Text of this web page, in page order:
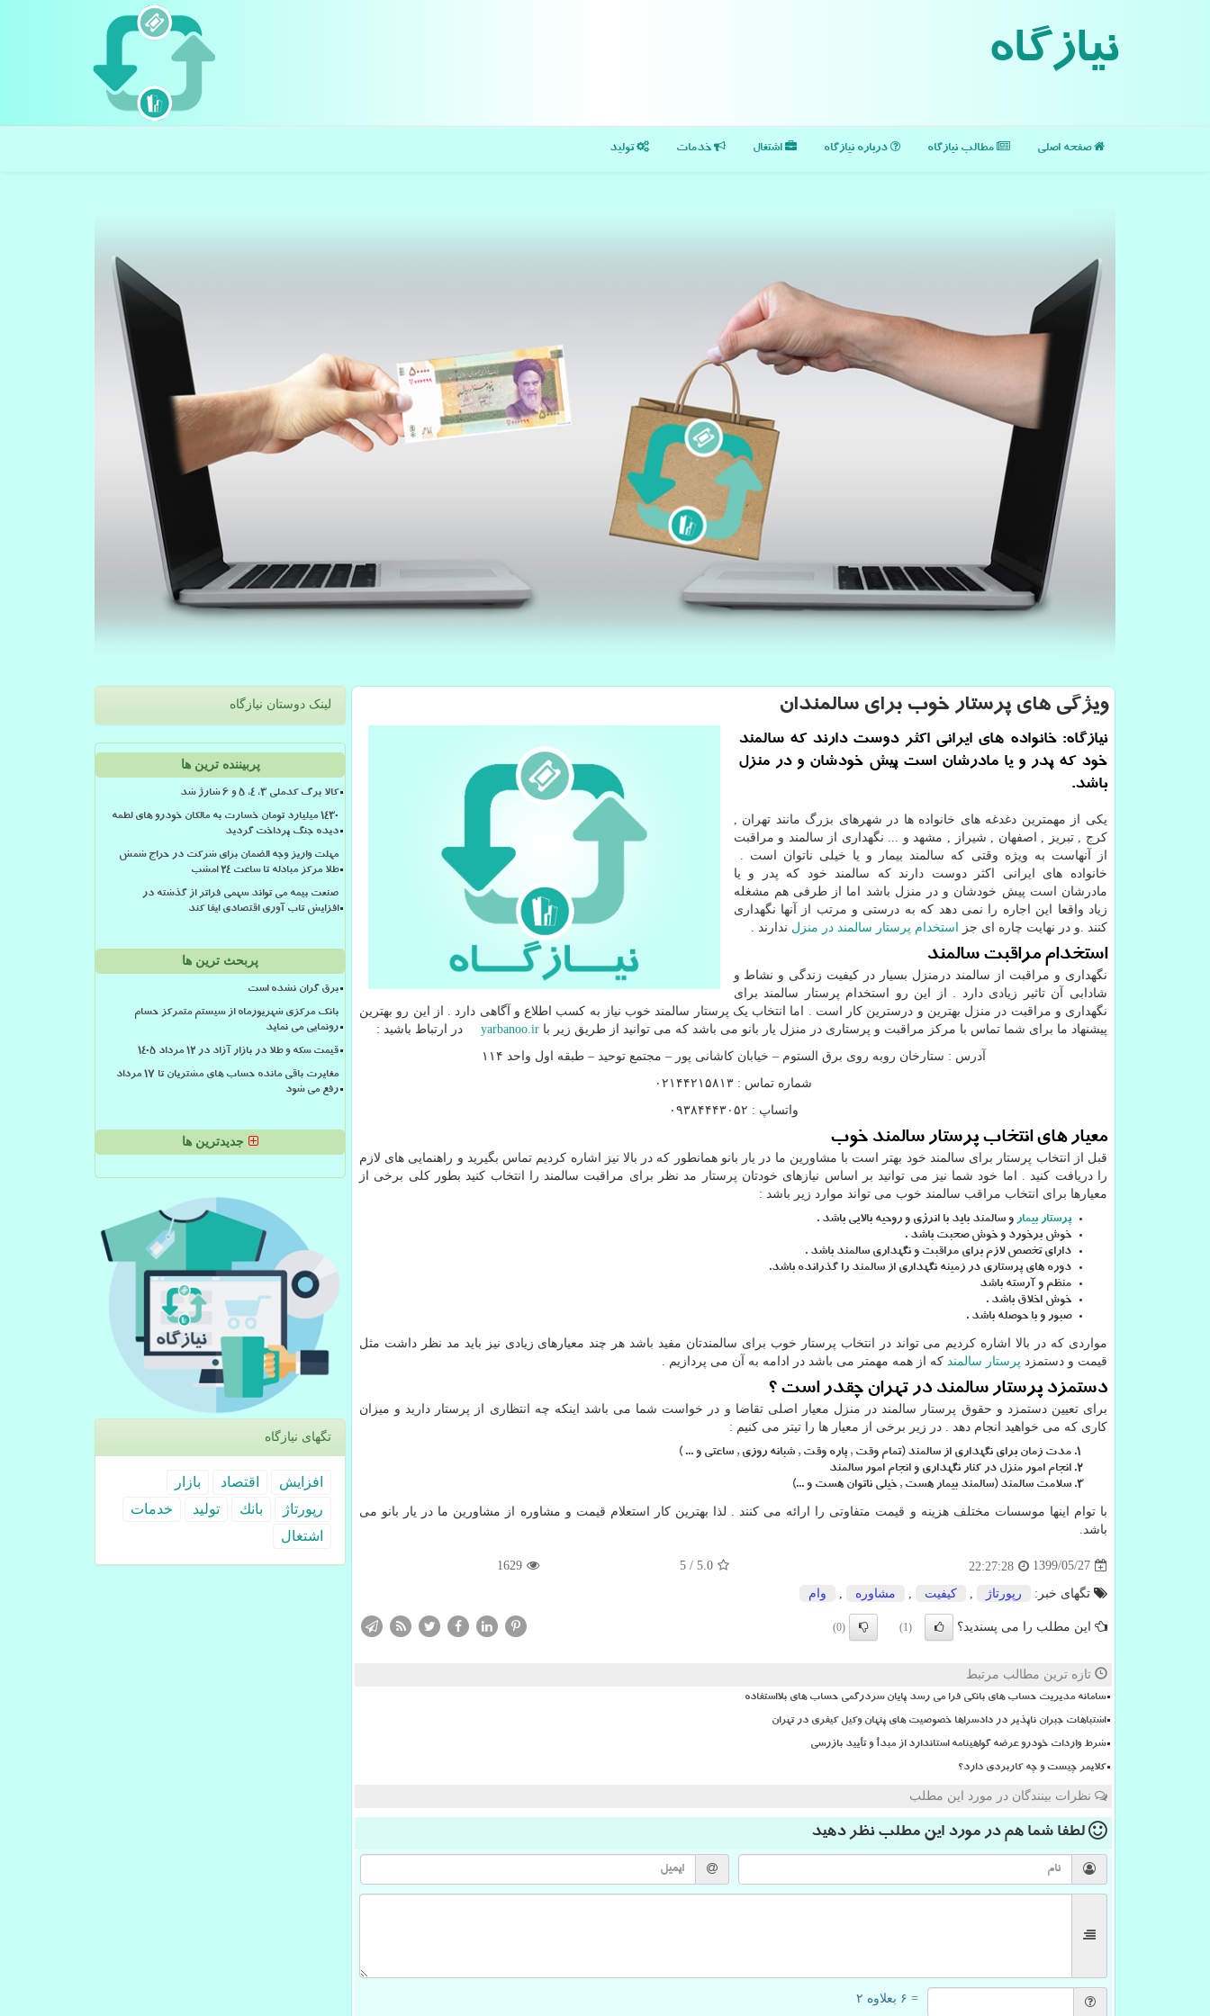
نیازگاه
صفحه اصلی مطالب نیازگاه درباره نیازگاه اشتغال خدمات تولید
ویژگی های پرستار خوب برای سالمندان
نیازگاه: خانواده های ایرانی اكثر دوست دارند كه سالمند
خود كه پدر و یا مادرشان است پیش خودشان و در منزل
باشد.
یکی از مهمترین دغدغه های خانواده ها در شهرهای بزرگ مانند تهران ,
کرج , تبریز , اصفهان , شیراز , مشهد و ... نگهداری از سالمند و مراقبت
از آنهاست به ویژه وقتی که سالمند بیمار و یا خیلی ناتوان است .
خانواده های ایرانی اکثر دوست دارند که سالمند خود که پدر و یا
مادرشان است پیش خودشان و در منزل باشد اما از طرفی هم مشغله
زیاد واقعا این اجاره را نمی دهد که به درستی و مرتب از آنها نگهداری
کنند .و در نهایت چاره ای جز
استخدام پرستار سالمند در منزل ندارند .
استخدام مراقبت سالمند
نگهداری و مراقبت از سالمند درمنزل بسیار در کیفیت زندگی و نشاط و
شادابی آن تاثیر زیادی دارد . از این رو استخدام پرستار سالمند برای
نگهداری و مراقبت در منزل بهترین و درسترین کار است . اما انتخاب یک پرستار سالمند خوب نیاز به کسب اطلاع و آگاهی دارد . از این رو بهترین
پیشنهاد ما برای شما تماس با مرکز مراقبت و پرستاری در منزل یار بانو می باشد که می توانید از طریق زیر با yarbanoo.ir در ارتباط باشید :
آدرس : ستارخان روبه روی برق الستوم – خیابان کاشانی پور – مجتمع توحید – طبقه اول واحد ۱۱۴
شماره تماس : ۰۲۱۴۴۲۱۵۸۱۳
واتساپ : ۰۹۳۸۴۴۴۳۰۵۲
معیار های انتخاب پرستار سالمند خوب
قبل از انتخاب پرستار برای سالمند خود بهتر است با مشاورین ما در یار بانو همانطور که در بالا نیز اشاره کردیم تماس بگیرید و راهنمایی های لازم
را دریافت کنید . اما خود شما نیز می توانید بر اساس نیازهای خودتان پرستار مد نظر برای مراقبت سالمند را انتخاب کنید بطور کلی برخی از
معیارها برای انتخاب مراقب سالمند خوب می تواند موارد زیر باشد :
پرستار بیمار و سالمند باید با انرژی و روحیه بالایی باشد .
خوش برخورد و خوش صحبت باشد .
دارای تخصص لازم برای مراقبت و نگهداری سالمند باشد .
دوره های پرستاری در زمینه نگهداری از سالمند را گذرانده باشد.
منظم و آرسته باشد
خوش اخلاق باشد .
صبور و با حوصله باشد .
مواردی که در بالا اشاره کردیم می تواند در انتخاب پرستار خوب برای سالمندتان مفید باشد هر چند معیارهای زیادی نیز باید مد نظر داشت مثل
قیمت و دستمزد پرستار سالمند که از همه مهمتر می باشد در ادامه به آن می پردازیم .
دستمزد پرستار سالمند در تهران چقدر است ؟
برای تعیین دستمزد و حقوق پرستار سالمند در منزل معیار اصلی تقاضا و در خواست شما می باشد اینکه چه انتظاری از پرستار دارید و میزان
کاری که می خواهید انجام دهد . در زیر برخی از معیار ها را تیتر می کنیم :
مدت زمان برای نگهداری از سالمند (تمام وقت , پاره وقت , شبانه روزی , ساعتی و ... )
انجام امور منزل در کنار نگهداری و انجام امور سالمند
سلامت سالمند (سالمند بیمار هست , خیلی ناتوان هست و ...)
با توام اینها موسسات مختلف هزینه و قیمت متفاوتی را ارائه می کنند . لذا بهترین کار استعلام قیمت و مشاوره از مشاورین ما در یار بانو می
باشد.
1399/05/27
22:27:28
5.0
/
5
1629
تگهای خبر: رپورتاژ كیفیت مشاوره وام
این مطلب را می پسندید؟ (1)
(0)
تازه ترین مطالب مرتبط
سامانه مدیریت حساب های بانکی فرا می رسد پایان سردرگمی حساب های بلااستفاده
اشتباهات جبران ناپذیر در دادسراها خصوصیت های پنهان وکیل کیفری در تهران
شرط واردات خودرو عرضه گواهینامه استاندارد از مبدأ و تأیید بازرسی
کلایمر چیست و چه کاربردی دارد؟
نظرات بینندگان در مورد این مطلب
لطفا شما همدر مورد این مطلب نظر دهید
= ۶ بعلاوه ۲
لینک دوستان نیازگاه
پربیننده ترین ها
کالا برگ کدملی 3، 4، 5 و 6 شارژ شد
۱۴۳۰ میلیارد تومان خسارت به مالکان خودرو های لطمه
دیده جنگ پرداخت گردید
مهلت واریز وجه الضمان برای شرکت در حراج شمش
طلا مرکز مبادله تا ساعت ۲۴ امشب
صنعت بیمه می تواند سهمی فراتر از گذشته در
افزایش تاب آوری اقتصادی ایفا کند
پربحث ترین ها
برق گران نشده است
بانک مرکزی شهریورماه از سیستم متمرکز حسام
رونمایی می نماید
قیمت سکه و طلا در بازار آزاد در ۱۲ مرداد ۱۴۰۵
مغایرت باقی مانده حساب های مشتریان تا 17 مرداد
رفع می شود
جدیدترین ها
تگهای نیازگاه
افزایش اقتصاد
بازار
رپورتاژ
بانك تولید
خدمات
اشتغال